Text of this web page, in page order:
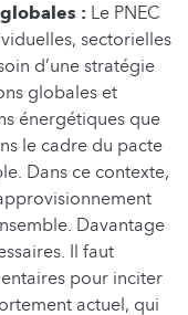
: Le PNEC
sectorielles
d’une stratégie
globales et
énergétiques que
le cadre du pacte
Dans ce contexte,
Davantage
Il faut
pour inciter
actuel, qui